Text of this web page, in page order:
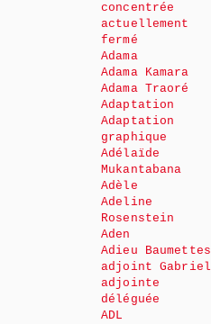
concentrée
actuellement
fermé
Adama
Adama Kamara
Adama Traoré
Adaptation
Adaptation
graphique
Adélaïde
Mukantabana
Adèle
Adeline
Rosenstein
Aden
Adieu Baumettes
adjoint Gabriel
adjointe
déléguée
ADL